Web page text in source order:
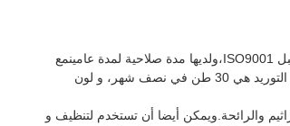
إنزيمات المنازل، مع اسم العلامة التجارية Kdn ورقم النموذج Kleenzyme، هي نوع من منظفات المنازل ومنتجات العناية المنزلية المصنعة في الصين والتي تم اعتمادها من قبل ISO9001،ولديها مدة صلاحية لمدة عامينمع
الحد الأدنى لكمية الطلب من 100 كجم، السعر هو 10.0 دولار أمريكي / كجم، وأنها تأتي في حزمة 35 كجم / درام.و شروط الدفع هي 100٪ TT مقدما قبل الشحنالقدرة على التوريد هي 30 طن في نصف شهر، و لون
والرائحة.ويمكن أيضا أن تستخدم لتنظيف و